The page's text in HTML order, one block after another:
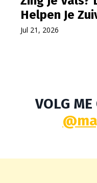
Helpen Je
Jul 21, 2026
VOLG